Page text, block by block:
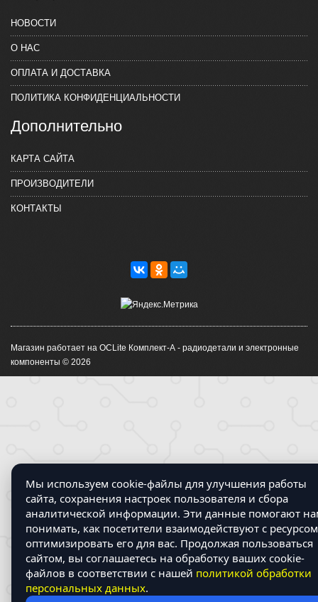
НОВОСТИ
О НАС
ОПЛАТА И ДОСТАВКА
ПОЛИТИКА КОНФИДЕНЦИАЛЬНОСТИ
Дополнительно
КАРТА САЙТА
ПРОИЗВОДИТЕЛИ
КОНТАКТЫ
Магазин работает на OCLite Комплект-А - радиодетали и электронные
компоненты © 2026
Мы используем cookie-файлы для улучшения работы
сайта, сохранения настроек пользователя и сбора
аналитической информации. Эти данные помогают
понимать, как посетители взаимодействуют с
оптимизировать его для вас. Продолжая пользоваться
сайтом, вы соглашаетесь на обработку ваших cookie-
файлов в соответствии с нашей политикой обработки
персональных данных.